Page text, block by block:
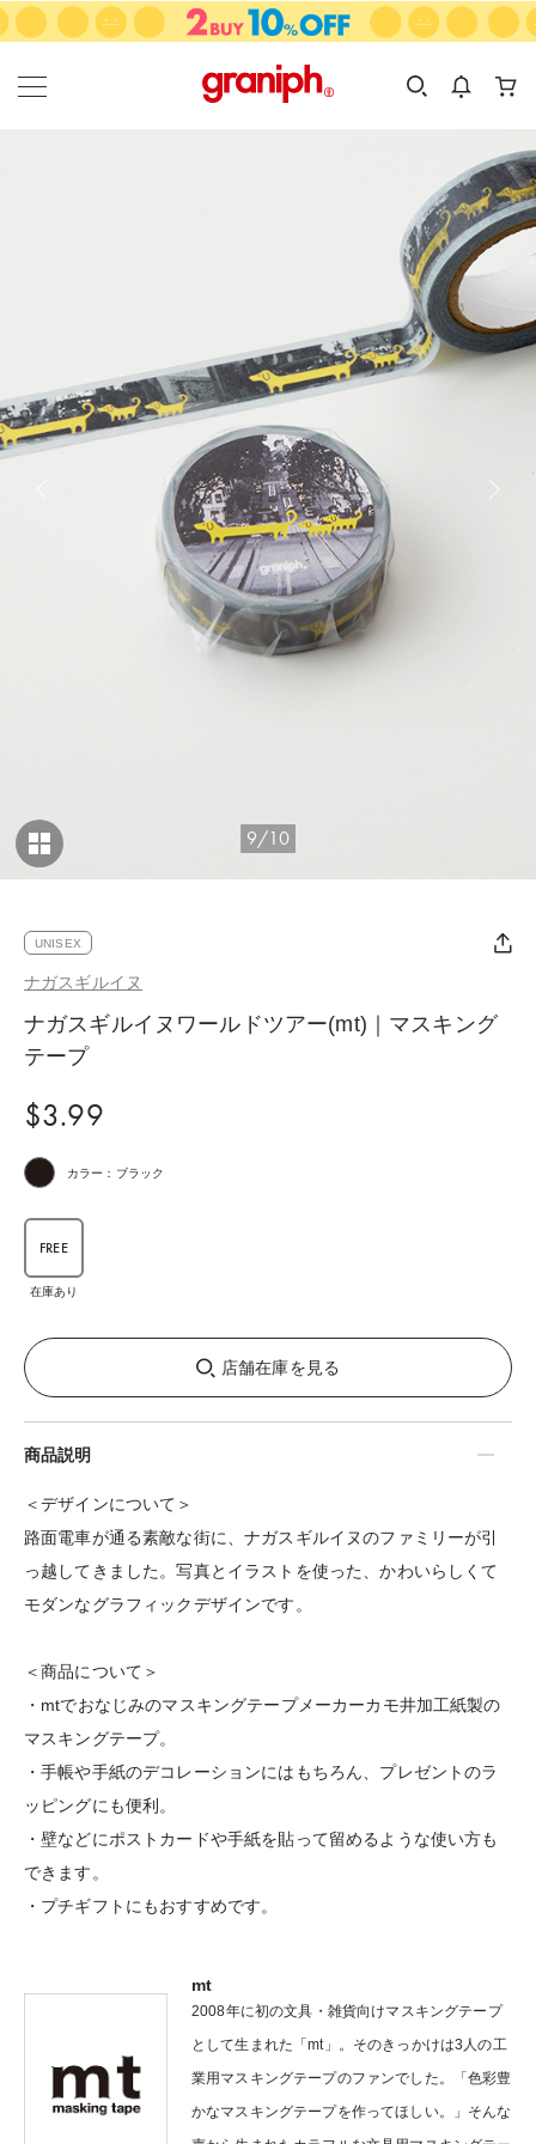
カテゴリーから探す
KIDS
カテゴリ
サイズ
9/10
UNISEX
ナガスギルイヌ
ナガスギルイヌワールドツアー(mt)｜マスキング
テープ
$‌3.99
カラー：ブラック
FREE
在庫あり
店舗在庫を見る
商品説明
＜デザインについて＞
路面電車が通る素敵な街に、ナガスギルイヌのファミリーが引
っ越してきました。写真とイラストを使った、かわいらしくて
モダンなグラフィックデザインです。
＜商品について＞
・mtでおなじみのマスキングテープメーカーカモ井加工紙製の
マスキングテープ。
・手帳や手紙のデコレーションにはもちろん、プレゼントのラ
ッピングにも便利。
・壁などにポストカードや手紙を貼って留めるような使い方も
できます。
・プチギフトにもおすすめです。
mt
2008年に初の文具・雑貨向けマスキングテープ
として生まれた「mt」。そのきっかけは3人の工
業用マスキングテープのファンでした。「色彩豊
かなマスキングテープを作ってほしい。」そんな